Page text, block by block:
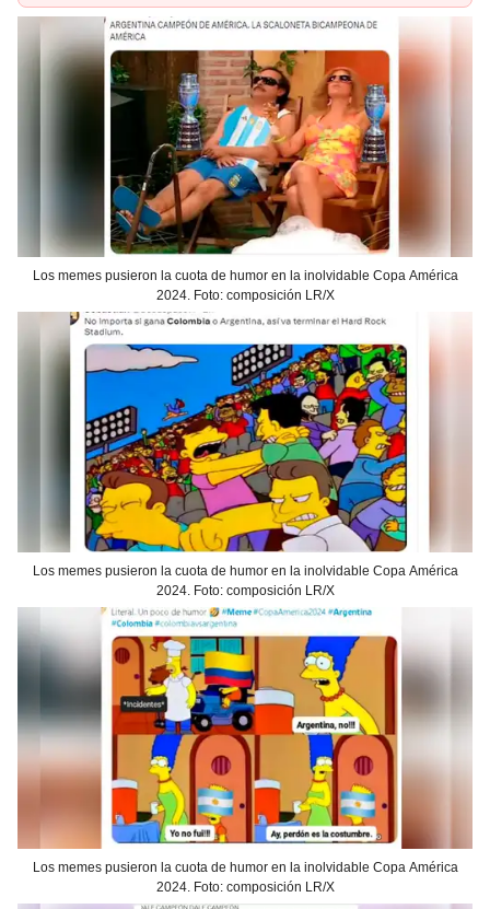
Los memes pusieron la cuota de humor en la inolvidable Copa América
2024. Foto: composición LR/X
Los memes pusieron la cuota de humor en la inolvidable Copa América
2024. Foto: composición LR/X
Los memes pusieron la cuota de humor en la inolvidable Copa América
2024. Foto: composición LR/X